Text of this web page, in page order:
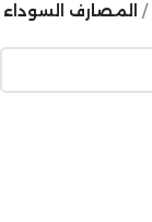
المصارف السوداء